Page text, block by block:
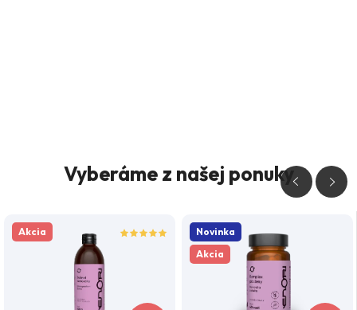
Vyberáme z našej ponuky
Akcia
Novinka
Akcia